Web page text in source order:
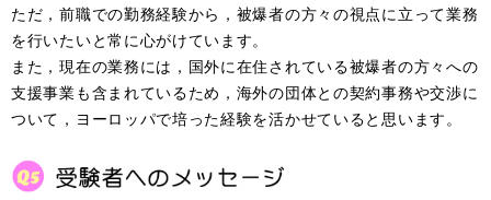
ただ，前職での勤務経験から，被爆者の方々の視点に立って業務
を行いたいと常に心がけています。
また，現在の業務には，国外に在住されている被爆者の方々への
支援事業も含まれているため，海外の団体との契約事務や交渉に
ついて，ヨーロッパで培った経験を活かせていると思います。